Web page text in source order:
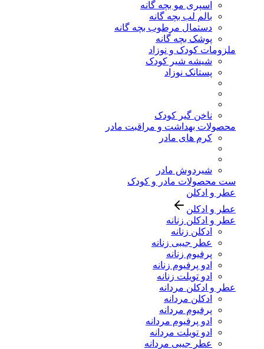
اسپری مو بچه گانه
بالم لب بچه گانه
دستمال مرطوب بچه گانه
پوشک بچه گانه
ملزومات کودک و نوزاد
شیشه شیر کودک
پستانک نوزاد
ناخن گیر کودک
محصولات بهداشت و مراقبت مادر
کرم های مادر
شیردوش مادر
ست محصولات مادر و کودک
عطر و ادکلن
عطر و ادکلن
عطر و ادکلن زنانه
ادکلن زنانه
عطر جیبی زنانه
پرفیوم زنانه
ادو پرفیوم زنانه
ادو تویلت زنانه
عطر و ادکلن مردانه
ادکلن مردانه
پرفیوم مردانه
ادو پرفیوم مردانه
ادو تویلت مردانه
عطر جیبی مردانه